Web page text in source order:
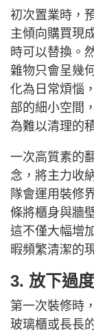
初次置業時，
主傾向購買現
時可以替換。
雜物只會呈幾
化為日常煩惱
部的細小空間
為難以清理的
一次高質素的
念，將主力收
隊會運用裝修
條將櫃身與牆
這不僅大幅增
暇頻繁清潔的
3. 放下過
第一次裝修時
玻璃櫃或長長